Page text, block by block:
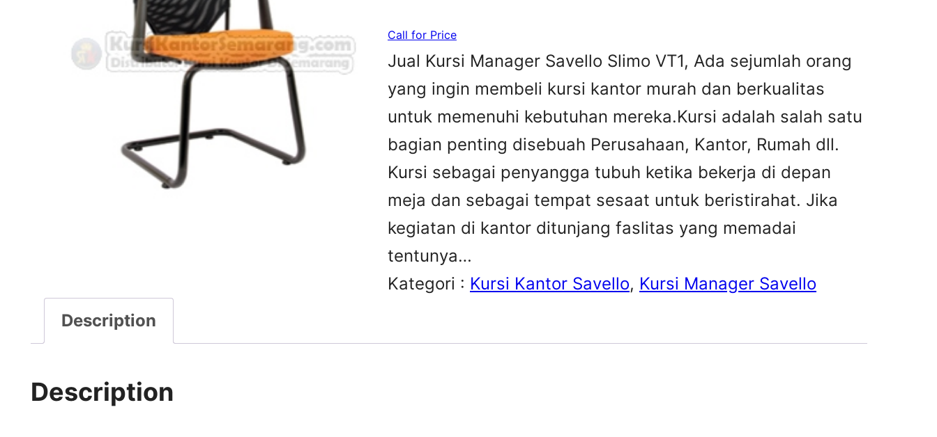
Call for Price
Jual Kursi Manager Savello Slimo VT1, Ada sejumlah orang
yang ingin membeli kursi kantor murah dan berkualitas
untuk memenuhi kebutuhan mereka.Kursi adalah salah satu
bagian penting disebuah Perusahaan, Kantor, Rumah dll.
Kursi sebagai penyangga tubuh ketika bekerja di depan
meja dan sebagai tempat sesaat untuk beristirahat. Jika
kegiatan di kantor ditunjang faslitas yang memadai
tentunya…
Kategori : Kursi Kantor Savello, Kursi Manager Savello
Description
Description